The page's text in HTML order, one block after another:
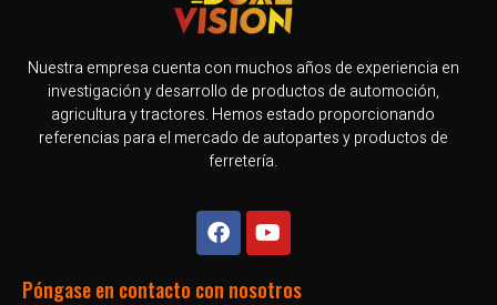
Nuestra empresa cuenta con muchos años de experiencia en
investigación y desarrollo de productos de automoción,
agricultura y tractores. Hemos estado proporcionando
referencias para el mercado de autopartes y productos de
ferretería.
Póngase en contacto con nosotros